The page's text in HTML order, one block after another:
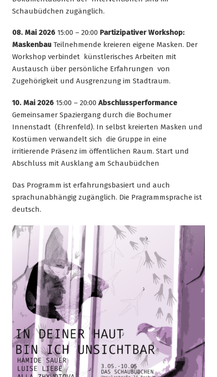
Schaubüdchen zugänglich.
08. Mai 2026 15:00 – 20:00 Partizipativer Workshop:
Maskenbau Teilnehmende kreieren eigene Masken. Der
Workshop verbindet künstlerisches Arbeiten mit
Austausch über persönliche Erfahrungen von
Zugehörigkeit und Ausgrenzung im Stadtraum.
10. Mai 2026 15:00 – 20:00 Abschlussperformance
Gemeinsamer Spaziergang durch die Bochumer
Innenstadt (Ehrenfeld). In selbst kreierten Masken und
Kostümen verwandelt sich die Gruppe in eine
irritierende Präsenz im öffentlichen Raum. Start und
Abschluss mit Ausklang am Schaubüdchen
Das Programm ist erfahrungsbasiert und auch
sprachunabhängig zugänglich. Die Pragrammsprache ist
deutsch.